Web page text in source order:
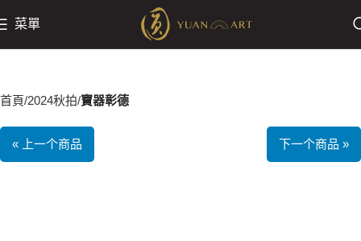
菜單
首頁 2024秋拍 寶器彰德
« 上一个商品 下一个商品 »